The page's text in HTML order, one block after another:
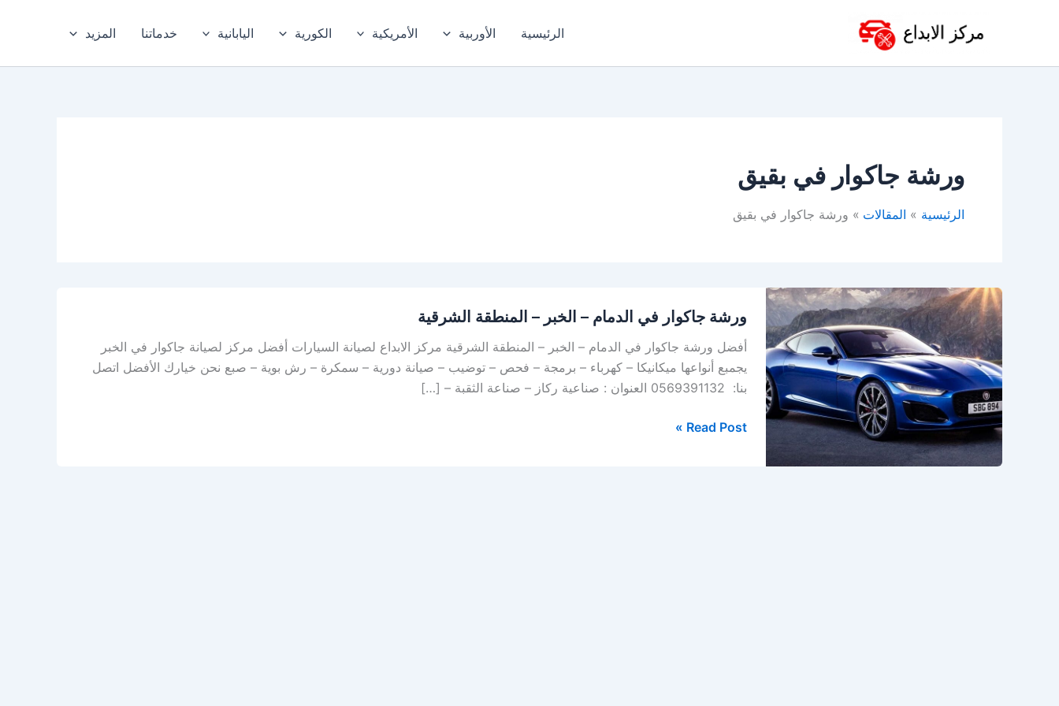
الرئيسية الأوربية الأمريكية الكورية اليابانية خدماتنا المزيد
ورشة جاكوار في بقيق
الرئيسية المقالات ورشة جاكوار في بقيق
ورشة جاكوار في الدمام – الخبر – المنطقة الشرقية
أفضل ورشة جاكوار في الدمام – الخبر – المنطقة الشرقية مركز الابداع لصيانة السيارات أفضل مركز لصيانة جاكوار في الخبر
يجمبع أنواعها ميكانيكا – كهرباء – برمجة – فحص – توضيب – صيانة دورية – سمكرة – رش بوية – صبع نحن خيارك الأفضل اتصل
بنا: 0569391132 العنوان : صناعية ركاز – صناعة الثقبة – […]
جاكوار
في
الدمام
–
الخبر
–
Read Post »